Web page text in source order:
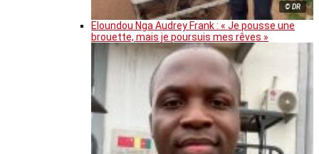
© DR
Eloundou Nga Audrey Frank : « Je pousse une
brouette, mais je poursuis mes rêves »